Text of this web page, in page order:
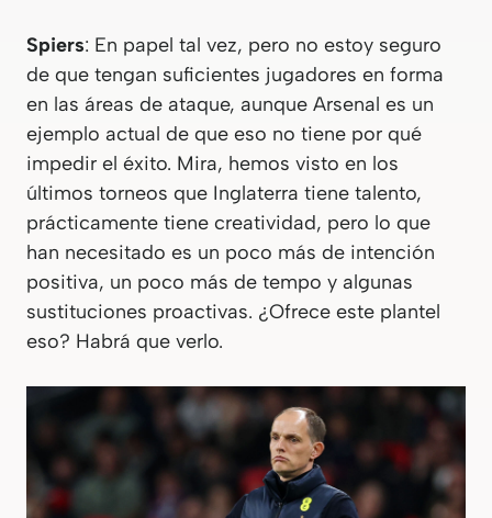
Spiers: En papel tal vez, pero no estoy seguro
de que tengan suficientes jugadores en forma
en las áreas de ataque, aunque Arsenal es un
ejemplo actual de que eso no tiene por qué
impedir el éxito. Mira, hemos visto en los
últimos torneos que Inglaterra tiene talento,
prácticamente tiene creatividad, pero lo que
han necesitado es un poco más de intención
positiva, un poco más de tempo y algunas
sustituciones proactivas. ¿Ofrece este plantel
eso? Habrá que verlo.